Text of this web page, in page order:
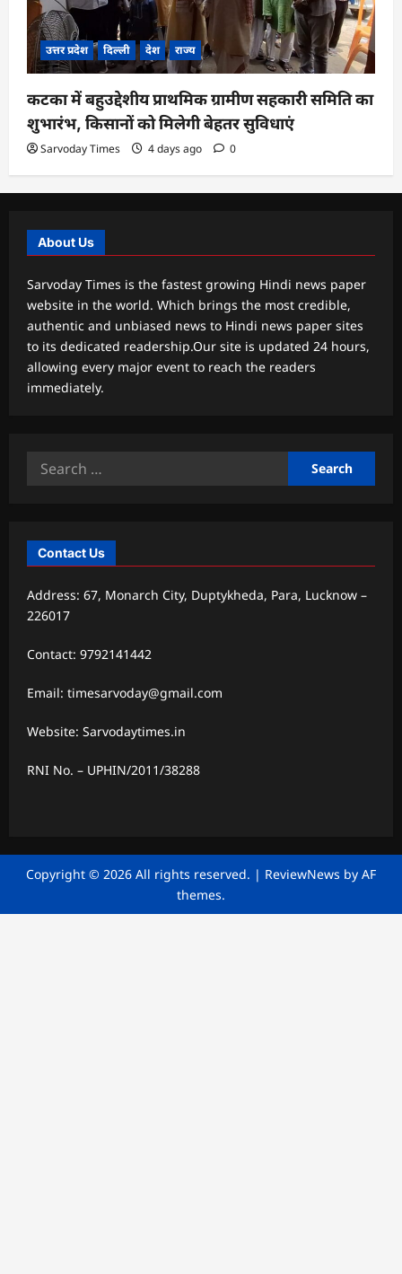
उत्तर प्रदेश दिल्ली देश राज्य
कटका में बहुउद्देशीय प्राथमिक ग्रामीण सहकारी समिति का
शुभारंभ, किसानों को मिलेगी बेहतर सुविधाएं
Sarvoday Times 4 days ago 0
About Us
Sarvoday Times is the fastest growing Hindi news paper
website in the world. Which brings the most credible,
authentic and unbiased news to Hindi news paper sites
to its dedicated readership.Our site is updated 24 hours,
allowing every major event to reach the readers
immediately.
Search
Contact Us
Address: 67, Monarch City, Duptykheda, Para, Lucknow –
226017
Contact: 9792141442
Email: timesarvoday@gmail.com
Website: Sarvodaytimes.in
RNI No. – UPHIN/2011/38288
Copyright © 2026 All rights reserved. | ReviewNews by AF
themes.